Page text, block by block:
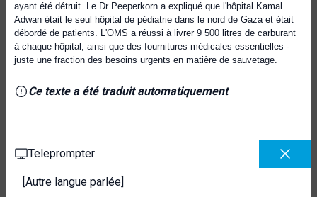
ayant été détruit. Le Dr Peeperkorn a expliqué que l'hôpital Kamal
Adwan était le seul hôpital de pédiatrie dans le nord de Gaza et était
débordé de patients. L'OMS a réussi à livrer 9 500 litres de carburant
à chaque hôpital, ainsi que des fournitures médicales essentielles -
juste une fraction des besoins urgents en matière de sauvetage.
Ce texte a été traduit automatiquement
Teleprompter
[Autre langue parlée]